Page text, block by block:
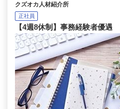
クズオカ人材紹介所
正社員
【4週8休制】事務経験者優